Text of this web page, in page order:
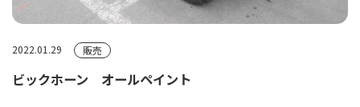
2022.01.29 販売
ビックホーン オールペイント